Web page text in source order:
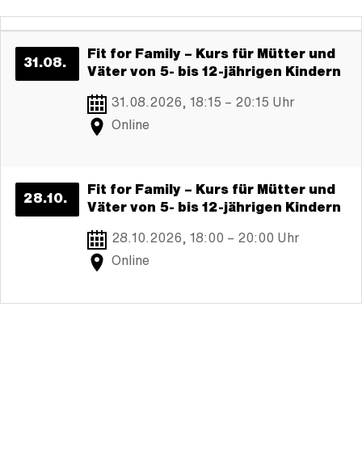
31.08.
Fit for Family – Kurs für Mütter und
Väter von 5- bis 12-jährigen Kindern
31.08.2026, 18:15 – 20:15 Uhr
Online
28.10.
Fit for Family – Kurs für Mütter und
Väter von 5- bis 12-jährigen Kindern
28.10.2026, 18:00 – 20:00 Uhr
Online